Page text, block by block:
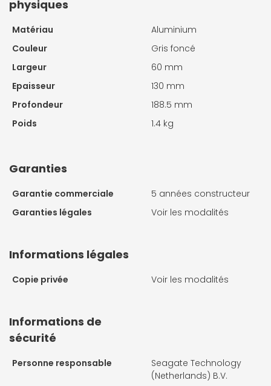
physiques
Matériau
Aluminium
Couleur
Gris foncé
Largeur
60 mm
Epaisseur
130 mm
Profondeur
188.5 mm
Poids
1.4 kg
Garanties
Garantie commerciale
5 années constructeur
Garanties légales
Voir les modalités
Informations légales
Copie privée Voir les modalités
Informations de
sécurité
Personne responsable
Seagate Technology
(Netherlands) B.V.